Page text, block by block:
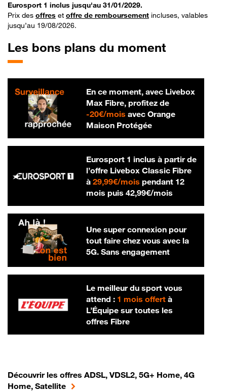
Eurosport 1 inclus jusqu'au 31/01/2029.
Prix des offres et offre de remboursement incluses, valables
jusqu’au 19/08/2026.
Les bons plans du moment
En ce moment, avec Livebox
Max Fibre, profitez de
-20€/mois20 € par mois
avec Orange
Maison Protégée
Eurosport 1 inclus à partir de
l’offre Livebox Classic Fibre
à 29,99€/mois29,99 € par mois
pendant 12
mois puis 42,99€/mois42,99 € par
Une super connexion pour
tout faire chez vous avec la
5G. Sans engagement
Le meilleur du sport vous
attend : 1 mois offertà
L’Équipe sur toutes les
offres Fibre
Découvrir les offres ADSL, VDSL2, 5G+ Home, 4G
Home, Satellite